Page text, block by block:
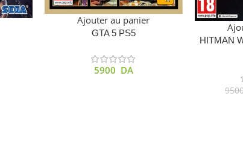
Ajouter au panier
GTA 5 PS5
5900 DA
HITMAN